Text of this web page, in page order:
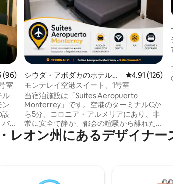
ー96件、5つ星中4.85つ星の平均評価
(96)
室
ル
ン
設
バ
で
シウダ・アポダカのホテル客
室
レビュー126
4.91 (126)
モンテレイ空港スイート、1号室
当宿泊施設は「Suites Aeropuerto
Monterrey」です。空港のターミナルCか
ら5分、コロニア・アルメリアにあり、非
常に安全で静か、都会の喧騒から離れた
場所にあります。工業地帯に来る場合、
早朝便を利用する場合、または観光で来
エアコン、ガレージを完備しています。
レオン州にあるデ⁠ザ⁠イ⁠ナ⁠